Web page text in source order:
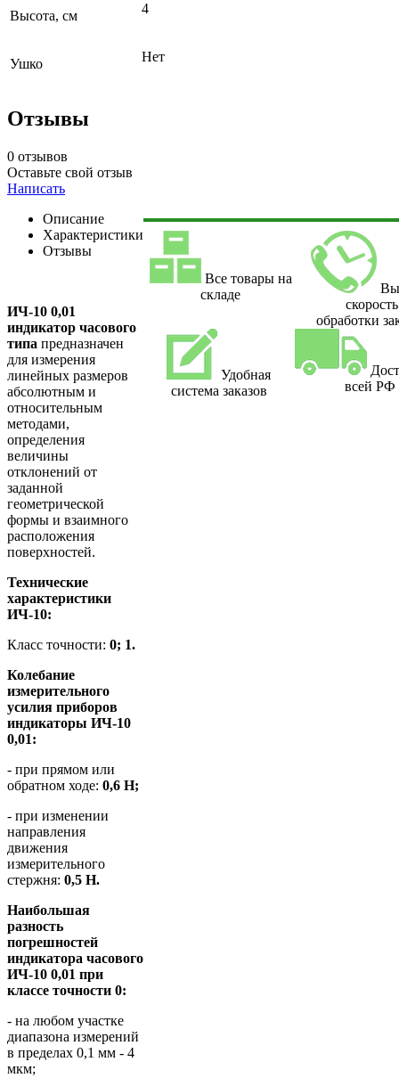
Высота, см 4
Ушко Нет
Отзывы
0 отзывов
Оставьте свой отзыв
Написать
Описание
Характеристики
Отзывы
ИЧ-10 0,01
индикатор часового
типа предназначен
для измерения
линейных размеров
абсолютным и
относительным
методами,
определения
величины
отклонений от
заданной
геометрической
формы и взаимного
расположения
поверхностей.
Технические
характеристики
ИЧ-10:
Класс точности: 0; 1.
Колебание
измерительного
усилия приборов
индикаторы ИЧ-10
0,01:
- при прямом или
обратном ходе: 0,6 Н;
- при изменении
направления
движения
измерительного
стержня: 0,5 Н.
Наибольшая
разность
погрешностей
индикатора часового
ИЧ-10 0,01 при
классе точности 0:
- на любом участке
диапазона измерений
в пределах 0,1 мм - 4
мкм;
Все товары на
складе
скорость
обработки
Удобная
система заказов
всей РФ